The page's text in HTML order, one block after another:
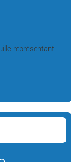
représentant